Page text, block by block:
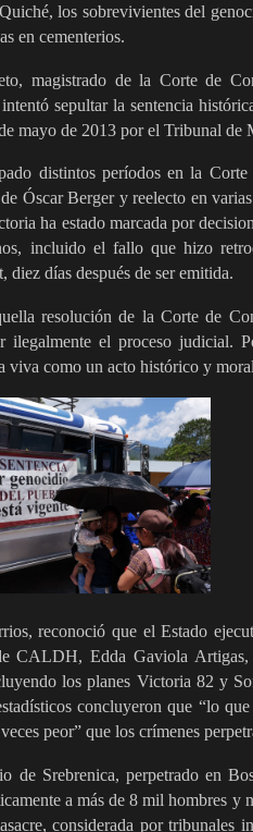
los sobrevivientes del
en cementerios.
magistrado de la Corte de
sepultar la sentencia
mayo de 2013 por el Tribunal de
distintos períodos en la Corte
Óscar Berger y reelecto en
ha estado marcada por
incluido el fallo que hizo
días después de ser emitida.
resolución de la Corte de
ilegalmente el proceso judicial.
viva como un acto histórico y
reconoció que el Estado
CALDH, Edda Gaviola
los planes Victoria 82 y
concluyeron que “lo
peor” que los crímenes
de Srebrenica, perpetrado en
a más de 8 mil hombres y
considerada por tribunales